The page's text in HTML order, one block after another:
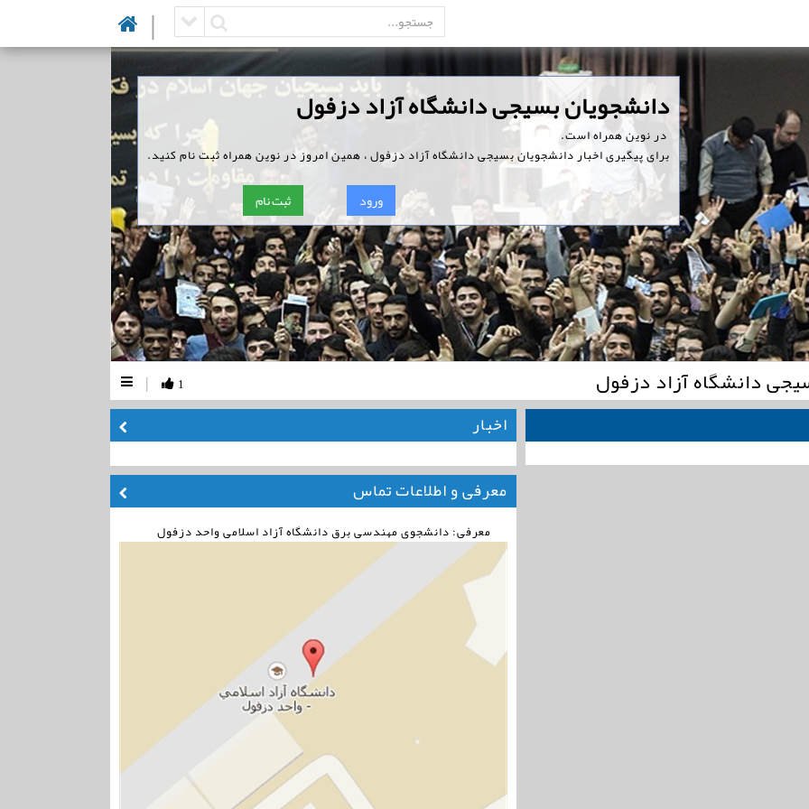
|
‏دانشجویان بسیجی دانشگاه آزاد دزفول
‏ در نوین همراه است.
برای پیگیری اخبار دانشجویان بسیجی دانشگاه آزاد دزفول ، همین امروز در نوین همراه ثبت نام کنید.
ورود ثبت نام
دانشگاه آزاد دزفول 1
|
اخبار
معرفی و اطلاعات تماس
معرفی: دانشجوی مهندسی برق دانشگاه آزاد اسلامی واحد دزفول